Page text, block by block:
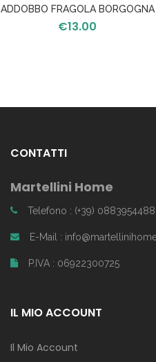
ADDOBBO FRAGOLA BORGOGNA
€13.00
CONTATTI
Martellini Home
Telefono : (+39) 0883954488
E-Mail :
P.IVA : 06922300725
IL MIO ACCOUNT
Il Mio Account